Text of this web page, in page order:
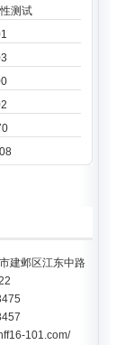
建邺区江东中路
101.com/
测试